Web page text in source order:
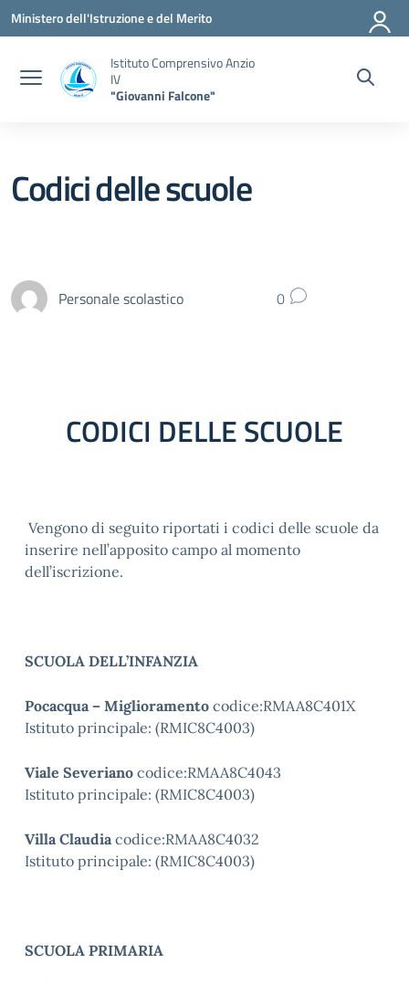
Vai ai contenuti
Vai al menu di navigazione
Vai al footer
Ministero dell'Istruzione e del Merito
Istituto Comprensivo Anzio
IV
"Giovanni Falcone"
Codici delle scuole
Personale scolastico 0
CODICI DELLE SCUOLE
Vengono di seguito riportati i codici delle scuole da
inserire nell’apposito campo al momento
dell’iscrizione.
SCUOLA DELL’INFANZIA
Pocacqua – Miglioramento codice:RMAA8C401X
Istituto principale: (RMIC8C4003)
Viale Severiano codice:RMAA8C4043
Istituto principale: (RMIC8C4003)
Villa Claudiacodice:RMAA8C4032
Istituto principale: (RMIC8C4003)
SCUOLA PRIMARIA